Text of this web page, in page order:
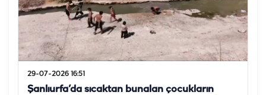
29-07-2026 16:51
Şanlıurfa’da sıcaktan bunalan çocukların